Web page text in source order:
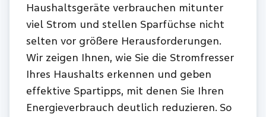
Haushaltsgeräte verbrauchen mitunter
viel Strom und stellen Sparfüchse nicht
selten vor größere Herausforderungen.
Wir zeigen Ihnen, wie Sie die Stromfresser
Ihres Haushalts erkennen und geben
effektive Spartipps, mit denen Sie Ihren
Energieverbrauch deutlich reduzieren. So